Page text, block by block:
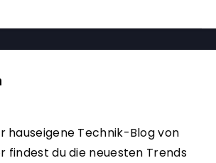
hauseigene Technik-Blog von
findest du die neuesten Trends